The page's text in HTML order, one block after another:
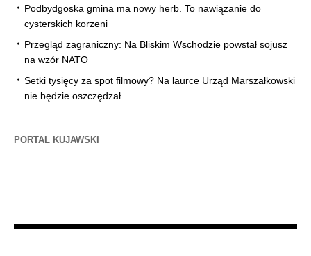
Podbydgoska gmina ma nowy herb. To nawiązanie do
cysterskich korzeni
Przegląd zagraniczny: Na Bliskim Wschodzie powstał sojusz
na wzór NATO
Setki tysięcy za spot filmowy? Na laurce Urząd Marszałkowski
nie będzie oszczędzał
PORTAL KUJAWSKI